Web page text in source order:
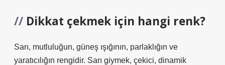
Dikkat çekmek için hangi renk?
Sarı, mutluluğun, güneş ışığının, parlaklığın ve
yaratıcılığın rengidir. Sarı giymek, çekici, dinamik